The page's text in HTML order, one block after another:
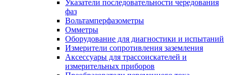
Указатели последовательности чередования
фаз
Вольтамперфазометры
Омметры
Оборудование для диагностики и испытаний
Измерители сопротивления заземления
Аксессуары для трассоискателей и
измерительных приборов